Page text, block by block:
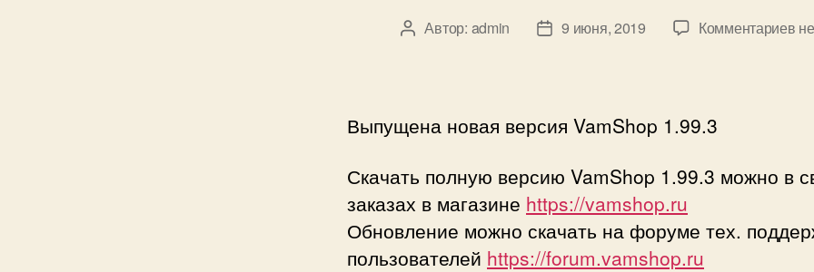
Автор
Автор: admin
Дата9 июня, 2019 Комментариевк
Выпущена новая версия VamShop 1.99.3
Скачать полную версию VamShop 1.99.3 можно в
заказах в магазине https://vamshop.ru
Обновление можно скачать на форуме тех.
пользователей https://forum.vamshop.ru